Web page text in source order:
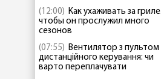
(12:00) Как ухаживать за
чтобы он прослужил много
сезонов
(07:55) Вентилятор з пультом
дистанційного керування: чи
варто переплачувати